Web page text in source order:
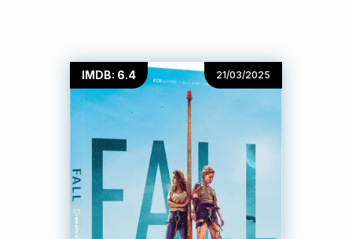
IMDB: 6.4 21/03/2025